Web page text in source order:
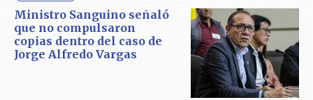
Ministro Sanguino señaló
que no compulsaron
copias dentro del caso de
Jorge Alfredo Vargas